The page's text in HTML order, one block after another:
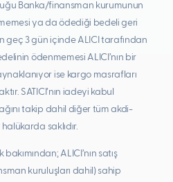
Banka/finansman kurumunun
ya da ödediği bedeli geri
geç 3 gün içinde ALICI tarafından
ödenmemesi ALICI’nın bir
ise kargo masrafları
SATICI’nın iadeyi kabul
takip dahil diğer tüm akdi-
saklıdır.
ALICI’nın satış
kuruluşları dahil) sahip